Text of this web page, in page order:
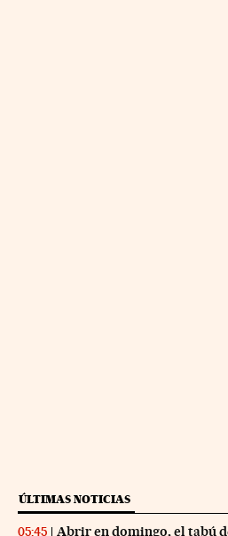
ÚLTIMAS NOTICIAS
05:45
Abrir en domingo, el tabú